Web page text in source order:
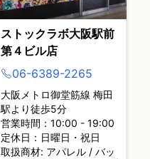
ストックラボ大阪駅前
第４ビル店
06-6389-2265
大阪メトロ御堂筋線 梅田
駅より徒歩5分
営業時間：10:00 - 19:00
定休日：日曜日・祝日
取扱商材: アパレル / バッ